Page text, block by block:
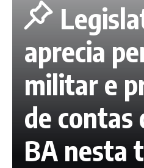
aprecia
militar e
de contas
BA nesta